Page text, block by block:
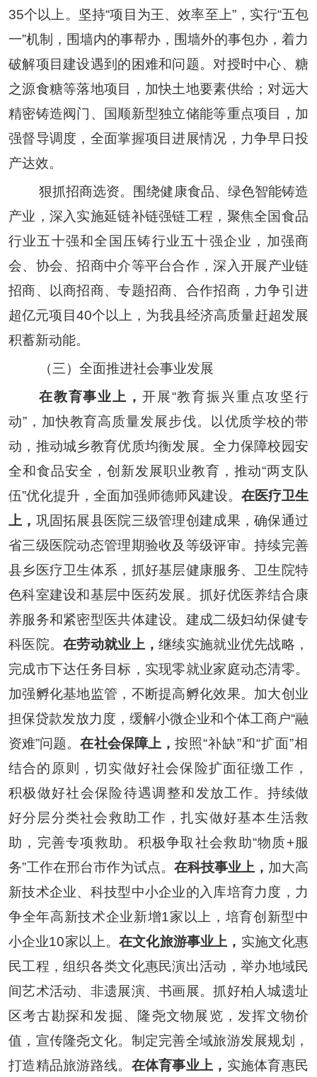
35个以上。坚持“项目为王、效率至上” ，实行“五包
一”机制，围墙内的事帮办，围墙外的事包办，着力
破解项目建设遇到的困难和问题。对授时中心、糖
之源食糖等落地项目，加快土地要素供给；对远大
精密铸造阀门、国顺新型独立储能等重点项目，加
强督导调度，全面掌握项目进展情况，力争早日投
产达效。
狠抓招商选资。围绕健康食品、绿色智能铸造
产业， 深入实施延链补链强链工程， 聚焦全国食品
行业五十强和全国压铸行业五十强企业， 加强商
会、协会、招商中介等平台合作 ，深入开展产业链
招商、以商招商、专题招商、合作招商，力争引进
超亿元项目40个以上， 为我县经济高质量赶超发展
积蓄新动能。
（三）全面推进社会事业发展
在教育事业上， 开展“教育振兴重点攻坚行
动”， 加快教育高质量发展步伐。以优质学校的带
动，推动城乡教育优质均衡发展。全力保障校园安
全和食品安全 ，创新发展职业教育 ， 推动“两支队
伍”优化提升， 全面加强师德师风建设。在医疗卫生
上， 巩固拓展县医院三级管理创建成果，确保通过
省三级医院动态管理期验收及等级评审。持续完善
县乡医疗卫生体系 ，抓好基层健康服务、卫生院特
色科室建设和基层中医药发展。抓好优医养结合康
养服务和紧密型医共体建设。建成二级妇幼保健专
科医院。在劳动就业上，继续实施就业优先战略，
完成市下达任务目标，实现零就业家庭动态清零。
加强孵化基地监管，不断提高孵化效果。 加大创业
担保贷款发放力度，缓解小微企业和个体工商户“融
资难”问题。在社会保障上，按照“补缺”和“扩面”相
结合的原则，切实做好社会保险扩面征缴工作 ，
积极做好社会保险待遇调整和发放工作。持续做
好分层分类社会救助工作，扎实做好基本生活救
助，完善专项救助。积极争取社会救助“物质+服
务”工作在邢台市作为试点。在科技事业上， 加大高
新技术企业、科技型中小企业的入库培育力度， 力
争全年高新技术企业新增1家以上， 培育创新型中
小企业10家以上。在文化旅游事业上， 实施文化惠
民工程，组织各类文化惠民演出活动 ， 举办地域民
间艺术活动、非遗展演、书画展。抓好柏人城遗址
区考古勘探和发掘、隆尧文物展览，发挥文物价
值，宣传隆尧文化。制定完善全域旅游发展规划，
打造精品旅游路线。 在体育事业上， 实施体育惠民